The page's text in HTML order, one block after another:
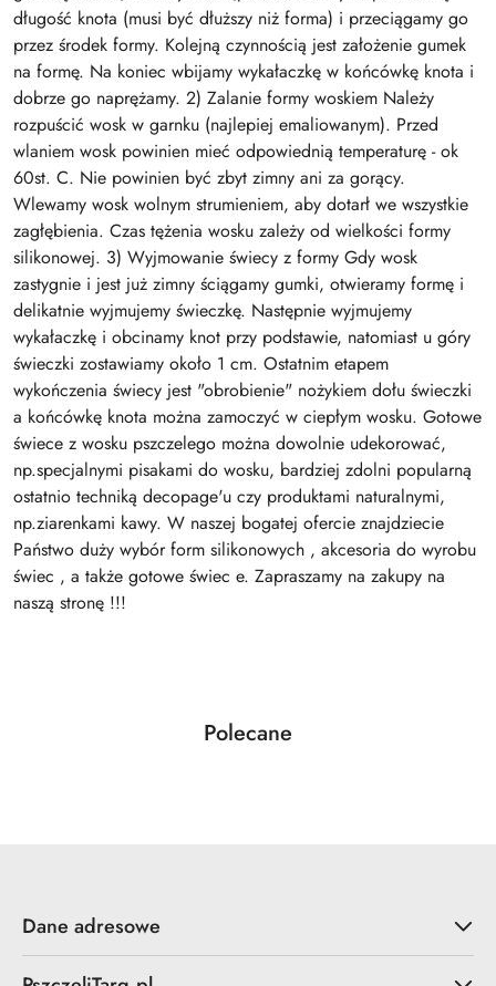
długość knota (musi być dłuższy niż forma) i przeciągamy go
przez środek formy. Kolejną czynnością jest założenie gumek
na formę. Na koniec wbijamy wykałaczkę w końcówkę knota i
dobrze go naprężamy. 2) Zalanie formy woskiem Należy
rozpuścić wosk w garnku (najlepiej emaliowanym). Przed
wlaniem wosk powinien mieć odpowiednią temperaturę - ok
60st. C. Nie powinien być zbyt zimny ani za gorący.
Wlewamy wosk wolnym strumieniem, aby dotarł we wszystkie
zagłębienia. Czas tężenia wosku zależy od wielkości formy
silikonowej. 3) Wyjmowanie świecy z formy Gdy wosk
zastygnie i jest już zimny ściągamy gumki, otwieramy formę i
delikatnie wyjmujemy świeczkę. Następnie wyjmujemy
wykałaczkę i obcinamy knot przy podstawie, natomiast u góry
świeczki zostawiamy około 1 cm. Ostatnim etapem
wykończenia świecy jest "obrobienie" nożykiem dołu świeczki
a końcówkę knota można zamoczyć w ciepłym wosku. Gotowe
świece z wosku pszczelego można dowolnie udekorować,
np.specjalnymi pisakami do wosku, bardziej zdolni popularną
ostatnio techniką decopage'u czy produktami naturalnymi,
np.ziarenkami kawy. W naszej bogatej ofercie znajdziecie
Państwo duży wybór form silikonowych , akcesoria do wyrobu
świec , a także gotowe świec e. Zapraszamy na zakupy na
naszą stronę !!!
Pomiń karuzelę produktów
Produkty
Polecane
Dane adresowe